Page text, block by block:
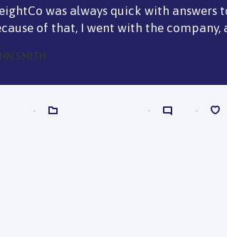
was always quick with answers
of that, I went with the company,
SMITH